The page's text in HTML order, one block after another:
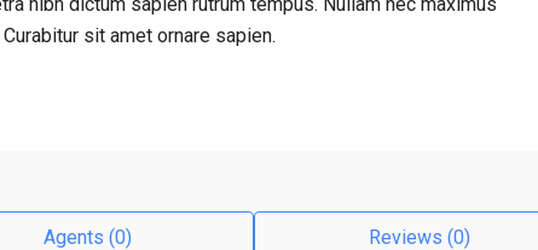
sit amet ornare sapien.
Agents (0) Reviews (0)